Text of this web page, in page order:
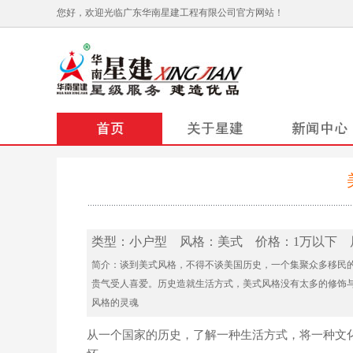
您好，欢迎光临广东华南星建工程有限公司官方网站！
类型：小户型 风格：美式 价格：1万以下
简介：谈到美式风格，不得不谈美国历史，一个集聚众多移
贵气受人喜爱。历史造就生活方式，美式风格没有太多的修
风格的灵魂
从一个国家的历史，了解一种生活方式，将一种